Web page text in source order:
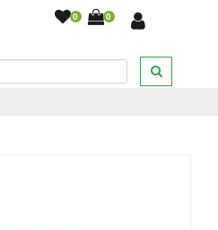
0 0
Salute e Benessere
e Supporti > Cuscini